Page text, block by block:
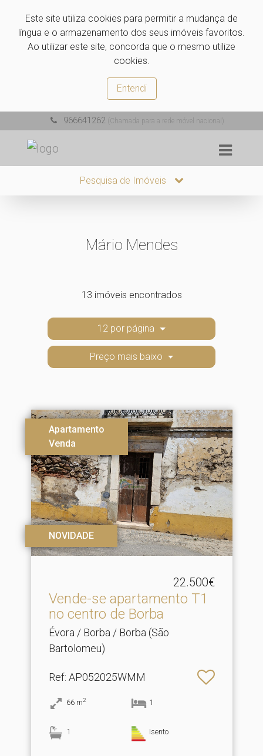
Este site utiliza cookies para permitir a mudança de
língua e o armazenamento dos seus imóveis favoritos.
Ao utilizar este site, concorda que o mesmo utilize
cookies.
Entendi
966641262 (Chamada para a rede móvel nacional)
Pesquisa de Imóveis
Mário Mendes
13 imóveis encontrados
12 por página
Preço mais baixo
Apartamento
Venda
NOVIDADE
22.500€
Vende-se apartamento T1
no centro de Borba
Évora / Borba / Borba (São
Bartolomeu)
Ref: AP052025WMM
66 m2 1
1 Isento